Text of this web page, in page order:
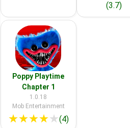
(3.7)
Poppy Playtime
Chapter 1
1.0.18
Mob Entertainment
★★★★★(4)